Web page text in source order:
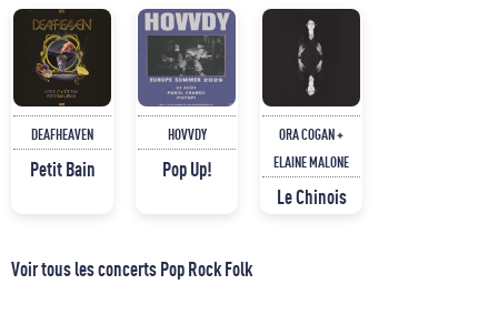
DEAFHEAVEN
Petit Bain
HOVVDY
Pop Up!
ORA COGAN +
ELAINE MALONE
Le Chinois
Voir tous les concerts Pop Rock Folk